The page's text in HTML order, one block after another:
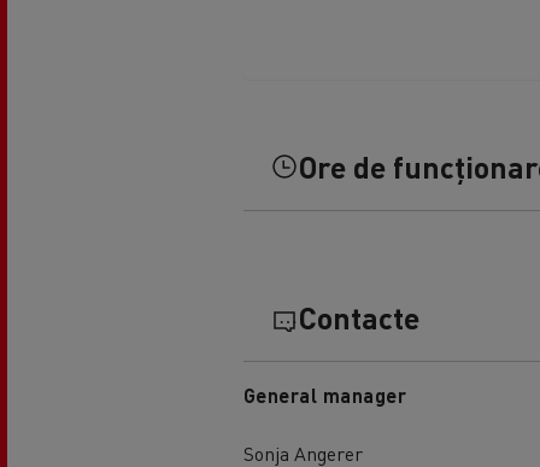
Ore de
Contacte
General manager
Sonja Angerer